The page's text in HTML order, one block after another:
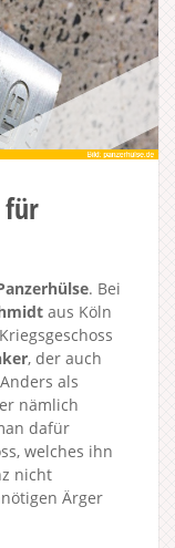
für
. Bei
aus Köln
, der auch
als
nämlich
dafür
welches ihn
nicht
Ärger